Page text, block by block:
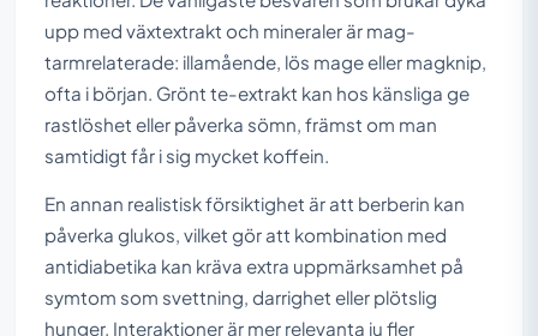
upp med växtextrakt och mineraler är mag-
tarmrelaterade: illamående, lös mage eller magknip,
ofta i början. Grönt te-extrakt kan hos känsliga ge
rastlöshet eller påverka sömn, främst om man
samtidigt får i sig mycket koffein.
En annan realistisk försiktighet är att berberin kan
påverka glukos, vilket gör att kombination med
antidiabetika kan kräva extra uppmärksamhet på
symtom som svettning, darrighet eller plötslig
hunger. Interaktioner är mer relevanta ju fler